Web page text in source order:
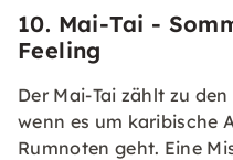
10. Mai-Tai -
Feeling
Der Mai-Tai zählt zu
wenn es um karibische
Rumnoten geht. Eine